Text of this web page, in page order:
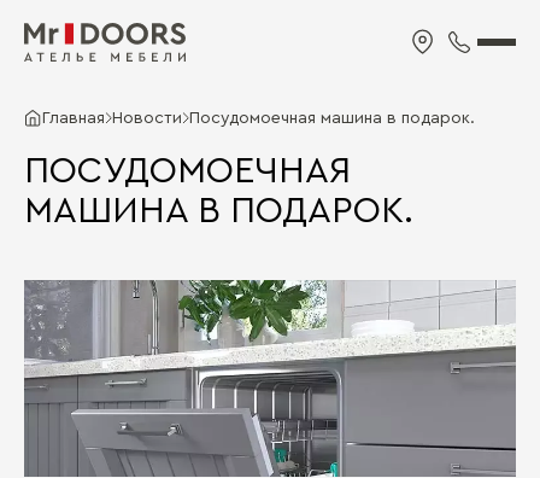
Главная Новости Посудомоечная машина в подарок.
ПОСУДОМОЕЧНАЯ
МАШИНА В ПОДАРОК.